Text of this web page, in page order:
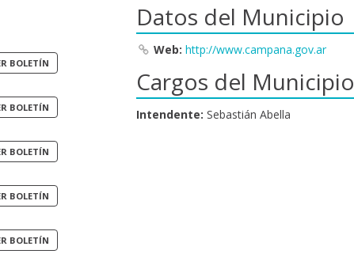
Datos del Municipio
Web: http://www.campana.gov.ar
Cargos del Municipio
Intendente: Sebastián Abella